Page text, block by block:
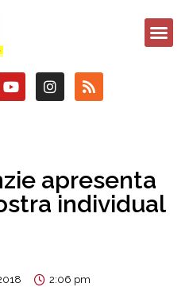
apresenta
individual
2:06 pm